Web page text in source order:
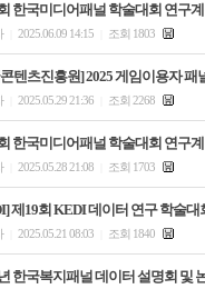
한국미디어패널 학술대회 연구
2025.06.09 14:15 조회 1803
텐츠진흥원] 2025 게임이용자 패
2025.05.29 21:36 조회 2268
한국미디어패널 학술대회 연구
2025.05.28 21:08 조회 1703
제19회 KEDI 데이터 연구 학술대
2025.05.21 08:03 조회 1840
한국복지패널 데이터 설명회 및